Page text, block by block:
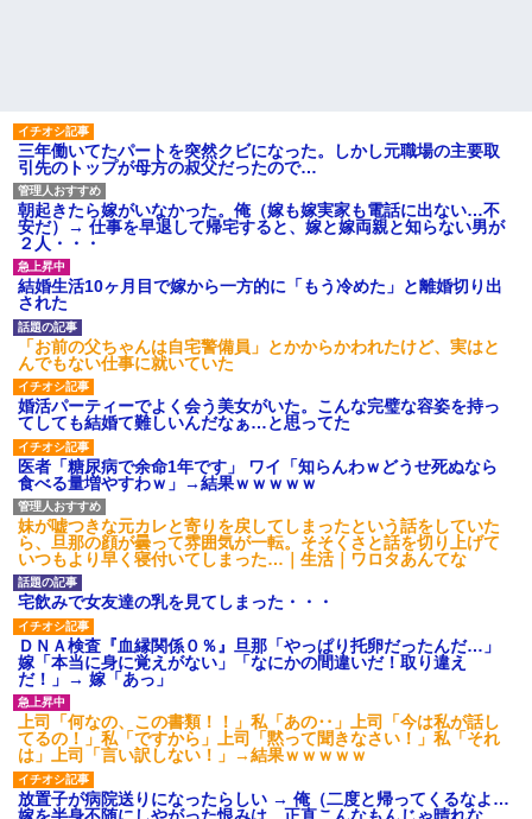
の？ｗｗ」「逆に超安い」
私「ちょっと、人の家の金庫
触らないでよ！」キチママ『そ
こに金庫があったから、開けて
みようとしただけ☆』義兄「泥
は出てけ！二度と来るな！」結
果・・・
私「初めて飲む味だけどなん
のお茶？」彼「ちっ！」私「」
【GIF】JSのカンチョーワロ
タ
後続車にクラクションを鳴ら
され彼氏が逆切れ。「何クラク
ション鳴らしてんだ！降りてこ
いよ！」と怒鳴りだし...
【衝撃】報酬100万円超の治験
募集がこちらｗｗｗｗｗ(※画像
あり)
【ネット騒然】惨殺されたタ
ワマン頂き女子のこの動画、す
げえええええｗｗｗｗｗｗｗｗ
ｗｗｗ
【愕然】白のクラウン俺氏、
高速道路左車線を制限速度で走
った結果wwwwwwwwwwww
百年の恋12-899 食べた量を
張り合ってくる
【悲報】佐藤輝明・・・２軍
でも盛大にやらかす←あまり悲
しませないでくれ
三年働いてたパートを突然クビになった。しかし元職場の主要取
引先のトップが母方の叔父だったので…
朝起きたら嫁がいなかった。俺（嫁も嫁実家も電話に出ない…不
安だ）→ 仕事を早退して帰宅すると、嫁と嫁両親と知らない男が
２人・・・
結婚生活10ヶ月目で嫁から一方的に「もう冷めた」と離婚切り出
された
「お前の父ちゃんは自宅警備員」とかからかわれたけど、実はと
んでもない仕事に就いていた
婚活パーティーでよく会う美女がいた。こんな完璧な容姿を持っ
てしても結婚て難しいんだなぁ…と思ってた
医者「糖尿病で余命1年です」 ワイ「知らんわｗどうせ死ぬなら
食べる量増やすわｗ」→結果ｗｗｗｗｗ
妹が嘘つきな元カレと寄りを戻してしまったという話をしていた
ら、旦那の顔が曇って雰囲気が一転。そそくさと話を切り上げて
いつもより早く寝付いてしまった…｜生活｜ワロタあんてな
宅飲みで女友達の乳を見てしまった・・・
ＤＮＡ検査『血縁関係０％』旦那「やっぱり托卵だったんだ…」
嫁「本当に身に覚えがない」「なにかの間違いだ！取り違え
だ！」→ 嫁「あっ」
上司「何なの、この書類！！」私「あの‥」上司「今は私が話し
てるの！」私「ですから」上司「黙って聞きなさい！」私「それ
は」上司「言い訳しない！」→結果ｗｗｗｗｗ
放置子が病院送りになったらしい → 俺（二度と帰ってくるなよ…
嫁を半身不随にしやがった恨みは、正直こんなもんじゃ晴れな